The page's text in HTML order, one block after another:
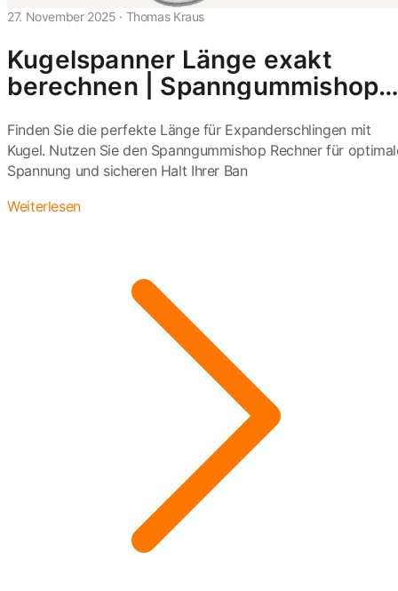
27. November 2025 · Thomas Kraus
Kugelspanner Länge exakt
berechnen | Spanngummishop
Finden Sie die perfekte Länge für Expanderschlingen mit
Kugel. Nutzen Sie den Spanngummishop Rechner für
Spannung und sicheren Halt Ihrer Ban
Weiterlesen